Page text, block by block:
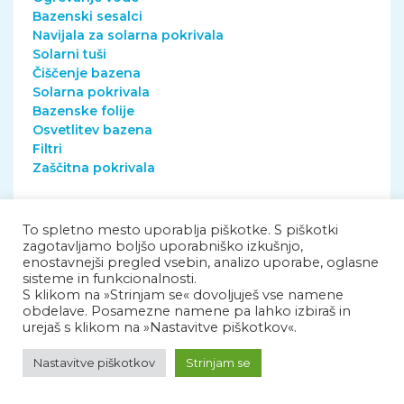
Bazenski sesalci
Navijala za solarna pokrivala
Solarni tuši
Čiščenje bazena
Solarna pokrivala
Bazenske folije
Osvetlitev bazena
Filtri
Zaščitna pokrivala
FILTER
To spletno mesto uporablja piškotke. S piškotki
zagotavljamo boljšo uporabniško izkušnjo,
enostavnejši pregled vsebin, analizo uporabe, oglasne
sisteme in funkcionalnosti.
S klikom na »Strinjam se« dovoljuješ vse namene
obdelave. Posamezne namene pa lahko izbiraš in
urejaš s klikom na »Nastavitve piškotkov«.
Nastavitve piškotkov Strinjam se